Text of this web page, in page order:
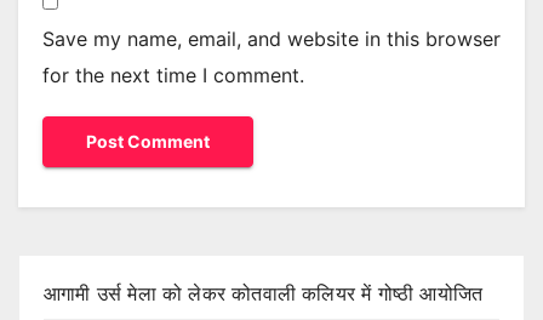
Save my name, email, and website in this browser
for the next time I comment.
आगामी उर्स मेला को लेकर कोतवाली कलियर में गोष्ठी आयोजित